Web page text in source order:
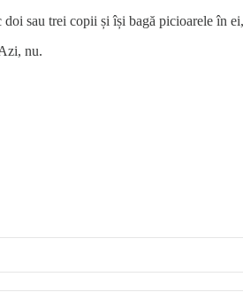
sau trei copii și își bagă picioarele în
nu.